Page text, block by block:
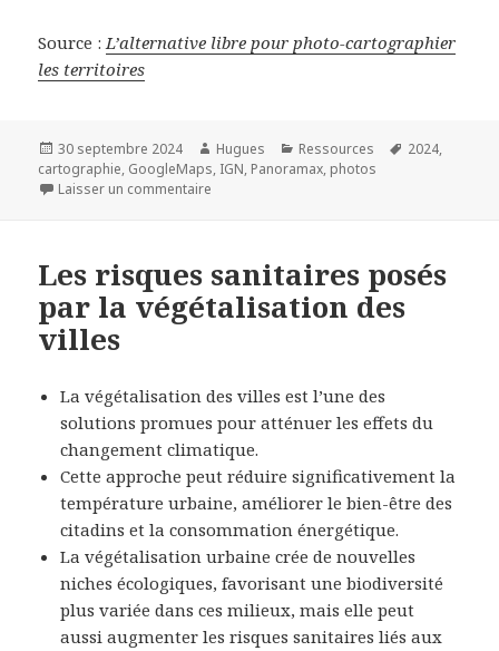
Source : L’alternative libre pour photo-cartographier
les territoires
Publié
le
30 septembre 2024 Auteur
Hugues Catégories
Ressources
Mots-
2024,
cartographie, GoogleMaps, IGN, Panoramax, photos
Laisser un commentaire
Les risques sanitaires posés
par la végétalisation des
villes
La végétalisation des villes est l’une des
solutions promues pour atténuer les effets du
changement climatique.
Cette approche peut réduire significativement la
température urbaine, améliorer le bien-être des
citadins et la consommation énergétique.
La végétalisation urbaine crée de nouvelles
niches écologiques, favorisant une biodiversité
plus variée dans ces milieux, mais elle peut
aussi augmenter les risques sanitaires liés aux